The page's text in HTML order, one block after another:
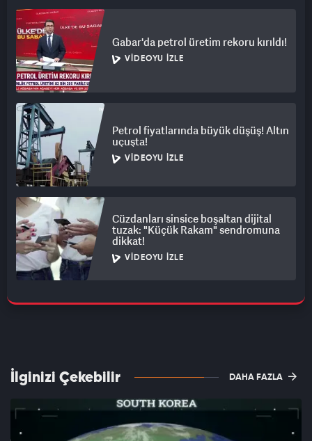
Gabar'da petrol üretim rekoru kırıldı!
VIDEOYU İZLE
Petrol fiyatlarında büyük düşüş! Altın
uçuşta!
VIDEOYU İZLE
Cüzdanları sinsice boşaltan dijital
tuzak: "Küçük Rakam" sendromuna
dikkat!
VIDEOYU İZLE
İlginizi Çekebilir DAHA FAZLA